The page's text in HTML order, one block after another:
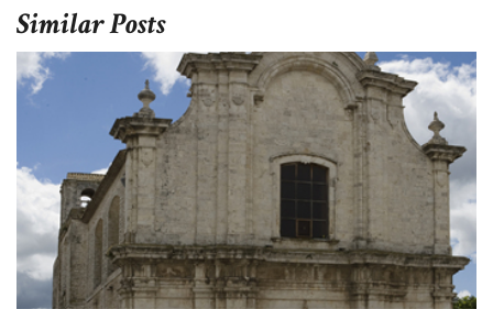
Similar Posts